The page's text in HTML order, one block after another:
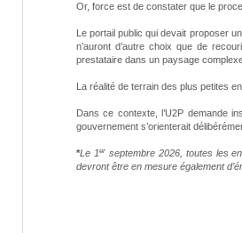
Or, force est de constater que le
Le portail public qui devait proposer
n’auront d’autre choix que de
prestataire dans un paysage
La réalité de terrain des plus petites
Dans ce contexte, l’U2P demande
gouvernement s’orienterait
*Le 1erseptembre 2026, toutes les
devront être en mesure également